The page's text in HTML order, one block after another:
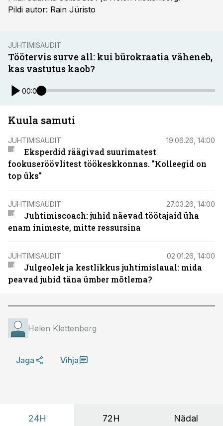
Pildi autor: Rain Jüristo
JUHTIMISAUDIT
Töötervis surve all: kui bürokraatia väheneb,
kas vastutus kaob?
00:00
Kuula samuti
JUHTIMISAUDIT 19.06.26, 14:00
Eksperdid räägivad suurimatest
fookuseröövlitest töökeskkonnas. "Kolleegid on
top üks"
JUHTIMISAUDIT 27.03.26, 14:00
Juhtimiscoach: juhid näevad töötajaid üha
enam inimeste, mitte ressursina
JUHTIMISAUDIT 02.01.26, 14:00
Julgeolek ja kestlikkus juhtimislaual: mida
peavad juhid täna ümber mõtlema?
Helen Klettenberg
Jaga Vihja
24H 72H Nädal